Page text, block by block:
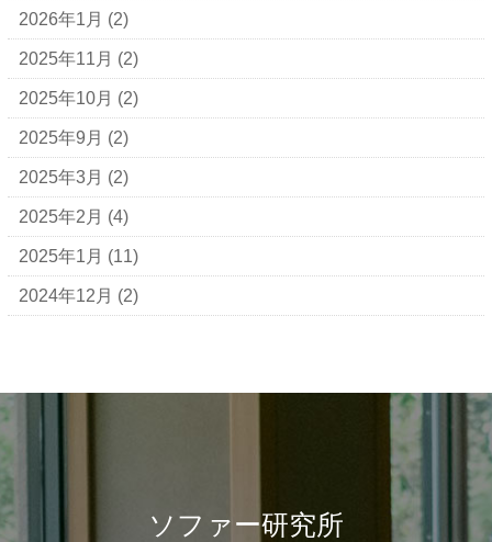
2026年1月 (2)
2025年11月 (2)
2025年10月 (2)
2025年9月 (2)
2025年3月 (2)
2025年2月 (4)
2025年1月 (11)
2024年12月 (2)
ソファー研究所